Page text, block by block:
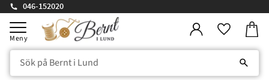
Meny
046-152020